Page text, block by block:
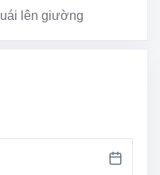
lên giường